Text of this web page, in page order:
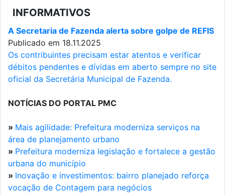
INFORMATIVOS
A Secretaria de Fazenda alerta sobre golpe de REFIS
Publicado em 18.11.2025
Os contribuintes precisam estar atentos e verificar
débitos pendentes e dívidas em aberto sempre no site
oficial da Secretária Municipal de Fazenda.
NOTÍCIAS DO PORTAL PMC
» Mais agilidade: Prefeitura moderniza serviços na
área de planejamento urbano
» Prefeitura moderniza legislação e fortalece a gestão
urbana do município
» Inovação e investimentos: bairro planejado reforça
vocação de Contagem para negócios